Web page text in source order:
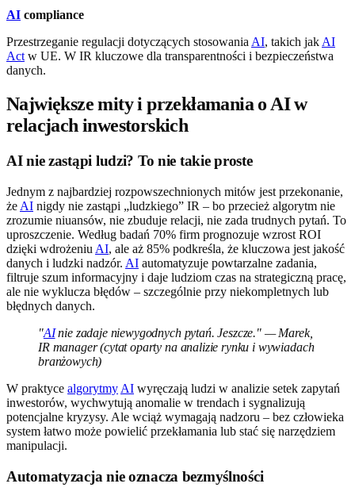
AI compliance
Przestrzeganie regulacji dotyczących stosowania AI, takich jak AI
Act w UE. W IR kluczowe dla transparentności i bezpieczeństwa
danych.
Największe mity i przekłamania o AI w
relacjach inwestorskich
AI nie zastąpi ludzi? To nie takie proste
Jednym z najbardziej rozpowszechnionych mitów jest przekonanie,
że AI nigdy nie zastąpi „ludzkiego” IR – bo przecież algorytm nie
zrozumie niuansów, nie zbuduje relacji, nie zada trudnych pytań. To
uproszczenie. Według badań 70% firm prognozuje wzrost ROI
dzięki wdrożeniu AI, ale aż 85% podkreśla, że kluczowa jest jakość
danych i ludzki nadzór. AI automatyzuje powtarzalne zadania,
filtruje szum informacyjny i daje ludziom czas na strategiczną pracę,
ale nie wyklucza błędów – szczególnie przy niekompletnych lub
błędnych danych.
"AInie zadaje niewygodnych pytań. Jeszcze." — Marek,
IR manager (cytat oparty na analizie rynku i wywiadach
branżowych)
W praktyce algorytmy AI wyręczają ludzi w analizie setek zapytań
inwestorów, wychwytują anomalie w trendach i sygnalizują
potencjalne kryzysy. Ale wciąż wymagają nadzoru – bez człowieka
system łatwo może powielić przekłamania lub stać się narzędziem
manipulacji.
Automatyzacja nie oznacza bezmyślności